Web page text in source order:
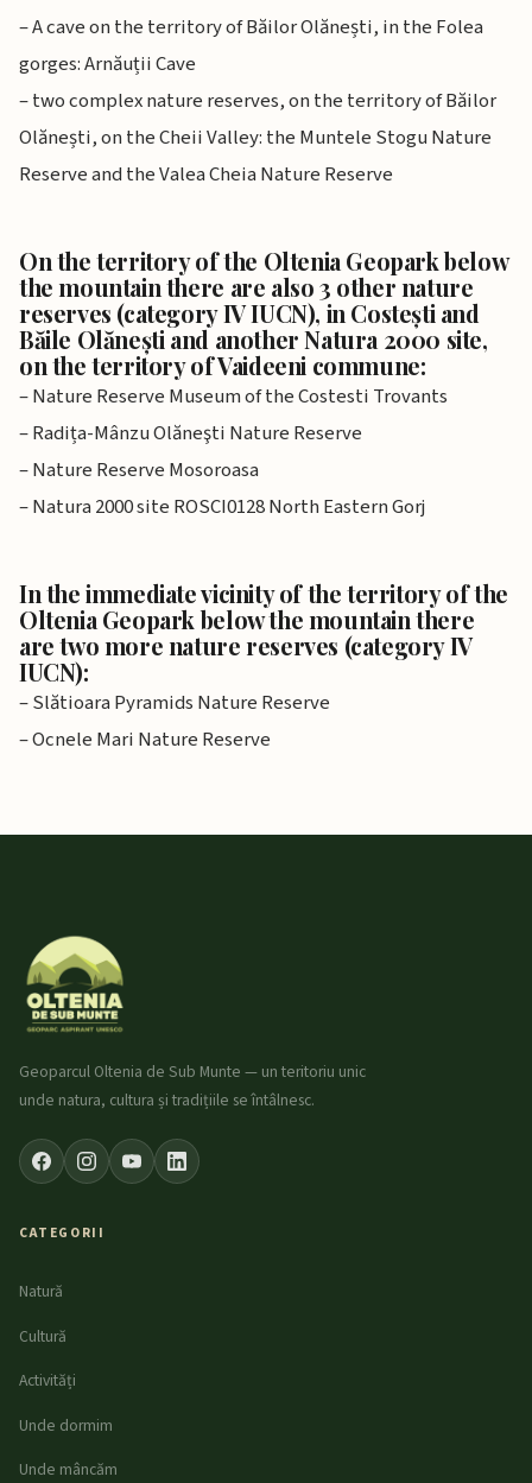
– A cave on the territory of Băilor Olănești, in the Folea
gorges: Arnăuții Cave
– two complex nature reserves, on the territory of Băilor
Olănești, on the Cheii Valley: the Muntele Stogu Nature
Reserve and the Valea Cheia Nature Reserve
On the territory of the Oltenia Geopark below
the mountain there are also 3 other nature
reserves (category IV IUCN), in Costești and
Băile Olănești and another Natura 2000 site,
on the territory of Vaideeni commune:
– Nature Reserve Museum of the Costesti Trovants
– Radița-Mânzu Olăneşti Nature Reserve
– Nature Reserve Mosoroasa
– Natura 2000 site ROSCI0128 North Eastern Gorj
In the immediate vicinity of the territory of the
Oltenia Geopark below the mountain there
are two more nature reserves (category IV
IUCN):
– Slătioara Pyramids Nature Reserve
– Ocnele Mari Nature Reserve
Geoparcul Oltenia de Sub Munte — un teritoriu unic
unde natura, cultura și tradițiile se întâlnesc.
CATEGORII
Natură
Cultură
Activități
Unde dormim
Unde mâncăm